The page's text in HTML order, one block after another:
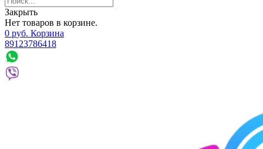
Закрыть
Нет товаров в корзине.
0 руб. Корзина
89123786418